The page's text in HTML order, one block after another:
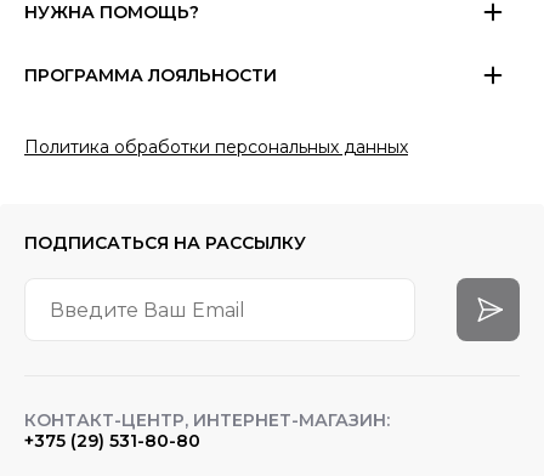
НУЖНА ПОМОЩЬ?
ПРОГРАММА ЛОЯЛЬНОСТИ
Политика обработки персональных данных
ПОДПИСАТЬСЯ НА РАССЫЛКУ
КОНТАКТ-ЦЕНТР, ИНТЕРНЕТ-МАГАЗИН:
+375 (29) 531-80-80